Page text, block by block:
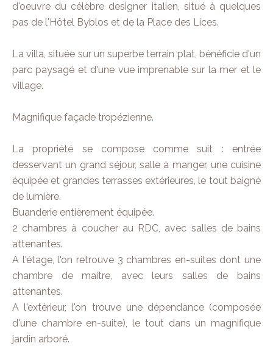
d'oeuvre du célèbre designer italien, situé à quelques
pas de l'Hôtel Byblos et de la Place des Lices.
La villa, située sur un superbe terrain plat, bénéficie d'un
parc paysagé et d'une vue imprenable sur la mer et le
village.
Magnifique façade tropézienne.
La propriété se compose comme suit : entrée
desservant un grand séjour, salle à manger, une cuisine
équipée et grandes terrasses extérieures, le tout baigné
de lumière.
Buanderie entièrement équipée.
2 chambres à coucher au RDC, avec salles de bains
attenantes.
A l'étage, l'on retrouve 3 chambres en-suites dont une
chambre de maitre, avec leurs salles de bains
attenantes.
A l'extérieur, l'on trouve une dépendance (composée
d'une chambre en-suite), le tout dans un magnifique
jardin arboré.